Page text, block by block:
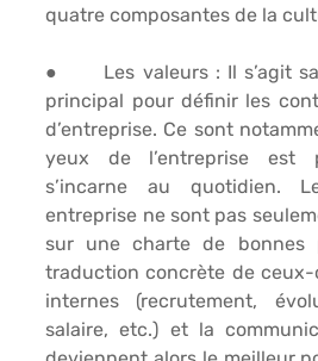
quatre composantes de la
● Les valeurs : Il s’agit
principal pour définir les
d’entreprise. Ce sont
yeux de l’entreprise est
s’incarne au quotidien.
entreprise ne sont pas
sur une charte de bonnes
traduction concrète de ceux-
internes (recrutement,
salaire, etc.) et la